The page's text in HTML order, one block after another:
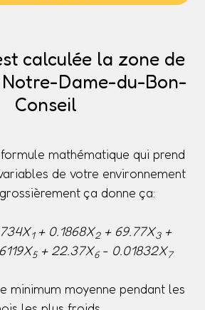
calculée la zone de
Dame-du-Bon-
Conseil
mathématique qui prend
de votre environnement
ça donne ça:
1+ 0.1868X2+ 69.77X3+
5+ 22.37X6- 0.01832X7
minimum moyenne pendant les